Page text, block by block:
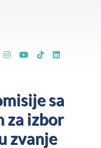
sa
za izbor
zvanje